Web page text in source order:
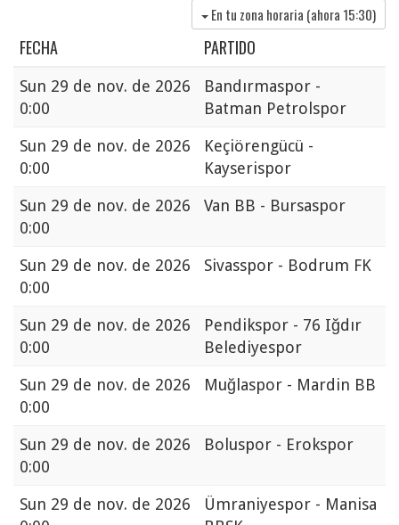
En tu zona horaria (ahora 15:30)
FECHA PARTIDO
Sun 29 de nov. de 2026
0:00
Bandırmaspor -
Batman Petrolspor
Sun 29 de nov. de 2026
0:00
Keçiörengücü -
Kayserispor
Sun 29 de nov. de 2026
0:00
Van BB - Bursaspor
Sun 29 de nov. de 2026
0:00
Sivasspor - Bodrum FK
Sun 29 de nov. de 2026
0:00
Pendikspor - 76 Iğdır
Belediyespor
Sun 29 de nov. de 2026
0:00
Muğlaspor - Mardin BB
Sun 29 de nov. de 2026
0:00
Boluspor - Erokspor
Sun 29 de nov. de 2026
Ümraniyespor - Manisa